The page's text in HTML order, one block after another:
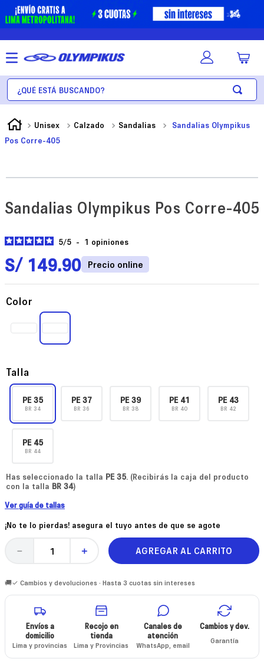
¿Qué está buscando?
Unisex Calzado Sandalias
Sandalias Olympikus
Pos Corre-405
Sandalias Olympikus Pos Corre-405
5/5 - 1 opiniones
S/ 149.90
Talla
PE35
BR 34
PE37
BR 36
PE39
BR 38
PE 41
BR 40
PE 43
BR 42
PE 45
BR 44
Has seleccionado la talla PE 35. (Recibirás la caja del producto
con la talla BR 34)
Color
Ver guía de tallas
¡No te lo pierdas! asegura el tuyo antes de que se agote
＋
－ AGREGAR AL CARRITO
🚚✓ Cambios y devoluciones · Hasta 3 cuotas sin intereses
Envíos a
domicilio
Lima y provincias
Recojo en
tienda
Lima y Provincias
Canales de
atención
WhatsApp, email
Cambios y dev.
Garantía